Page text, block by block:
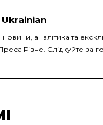
новини, аналітика та
Рівне. Слідкуйте за